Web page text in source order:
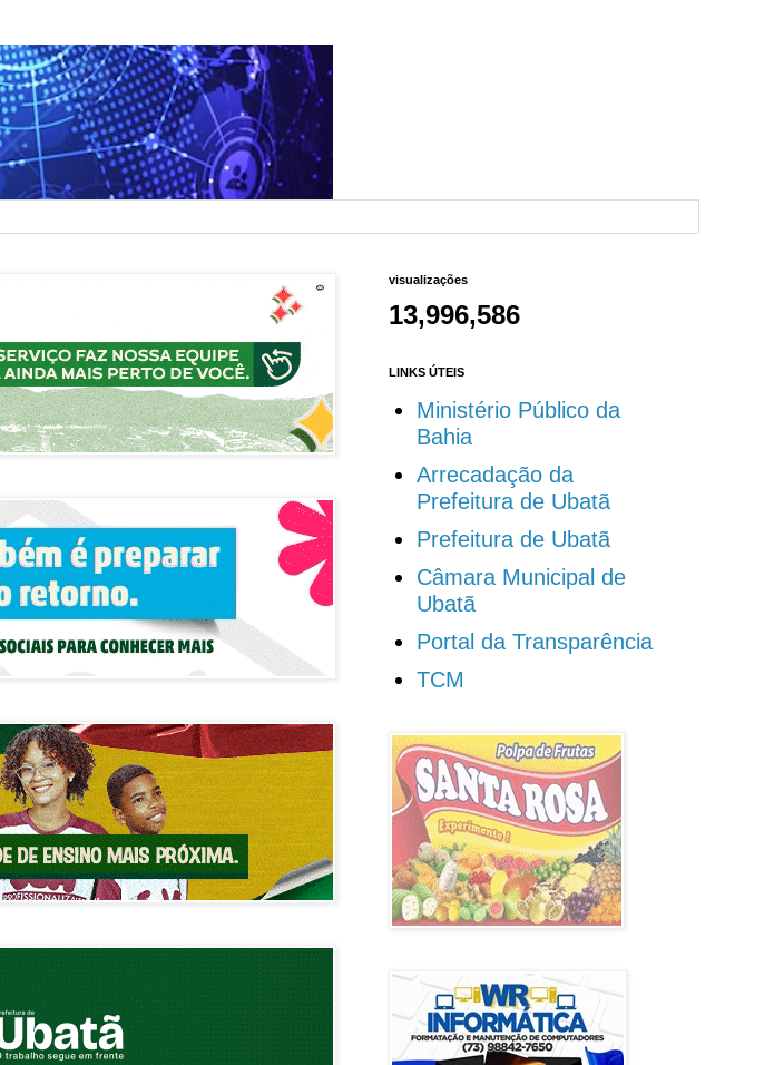
visualizações
13,996,586
LINKS ÚTEIS
Ministério Público da
Bahia
Arrecadação da
Prefeitura de Ubatã
Prefeitura de Ubatã
Câmara Municipal de
Ubatã
Portal da Transparência
TCM